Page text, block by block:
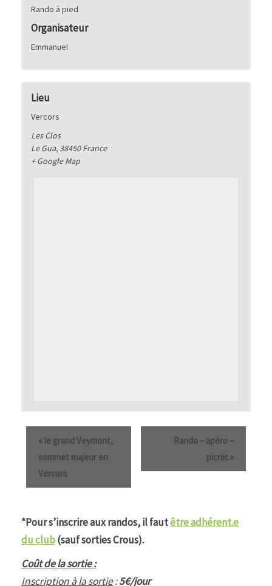
Rando à pied
Organisateur
Emmanuel
Lieu
Vercors
Les Clos
Le Gua, 38450 France
+ Google Map
« le grand Veymont,
sommet majeur en
Vercors
Rando – apéro –
picnic »
*Pour s’inscrire aux randos, il fautêtre adhérent.e
du club(sauf sorties Crous).
Coût de la sortie :
Inscription à la sortie:5€/jour